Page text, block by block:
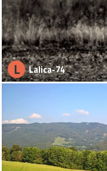
L Lalica-74